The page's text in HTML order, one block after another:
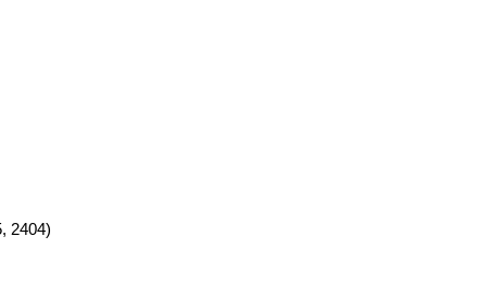
2404)